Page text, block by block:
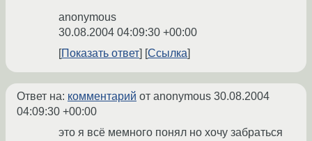
anonymous
30.08.2004 04:09:30 +00:00
Показать ответ
Ссылка
Ответ на: комментарий от anonymous 30.08.2004
04:09:30 +00:00
это я всё мемного понял но хочу забраться